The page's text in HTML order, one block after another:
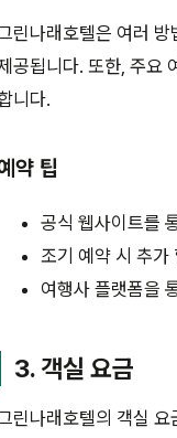
린나래호텔은 여러 방
공됩니다. 또한, 주요
니다.
약 팁
공식 웹사이트를
조기 예약 시 추가
여행사 플랫폼을
3. 객실 요금
린나래호텔의 객실